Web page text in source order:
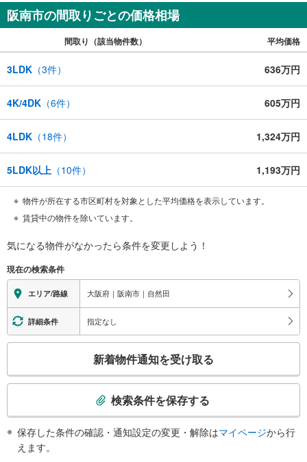
阪南市の間取りごとの価格相場
間取り（該当物件数） 平均価格
3LDK （3件） 636万円
4K/4DK （6件） 605万円
4LDK （18件） 1,324万円
5LDK以上 （10件） 1,193万円
物件が所在する市区町村を対象とした平均価格を表示しています。
賃貸中の物件を除いています。
気になる物件がなかったら条件を変更しよう！
現在の検索条件
エリア/路線 大阪府｜阪南市｜自然田
詳細条件 指定なし
検
新着物件通知を受け取る
検索条件を保存する
保存した条件の確認・通知設定の変更・解除はマイページから行
えます。